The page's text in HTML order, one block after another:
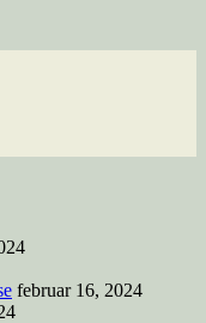
februar 16, 2024